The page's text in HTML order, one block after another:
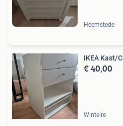
Heemstede
IKEA Kast/
€ 40,00
Wintelre